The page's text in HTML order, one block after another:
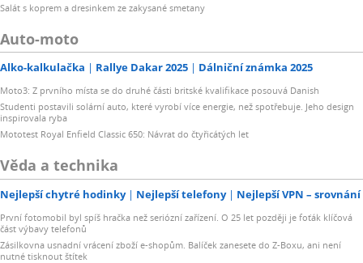
Salát s koprem a dresinkem ze zakysané smetany
Auto-moto
Alko-kalkulačka Rallye Dakar 2025 Dálniční známka 2025
Moto3: Z prvního místa se do druhé části britské kvalifikace posouvá Danish
Studenti postavili solární auto, které vyrobí více energie, než spotřebuje. Jeho design
inspirovala ryba
Mototest Royal Enfield Classic 650: Návrat do čtyřicátých let
Věda a technika
Nejlepší chytré hodinky Nejlepší telefony Nejlepší VPN – srovnání
První fotomobil byl spíš hračka než seriózní zařízení. O 25 let později je foťák klíčová
část výbavy telefonů
Zásilkovna usnadní vrácení zboží e-shopům. Balíček zanesete do Z-Boxu, ani není
nutné tisknout štítek